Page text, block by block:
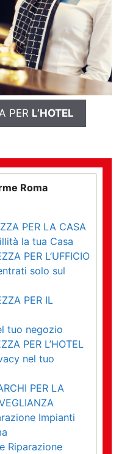
PER L’HOTEL
Roma
PER LA CASA
la tua Casa
PER L’UFFICIO
solo sul
PER IL
tuo negozio
PER L’HOTEL
nel tuo
PER LA
Impianti
Riparazione